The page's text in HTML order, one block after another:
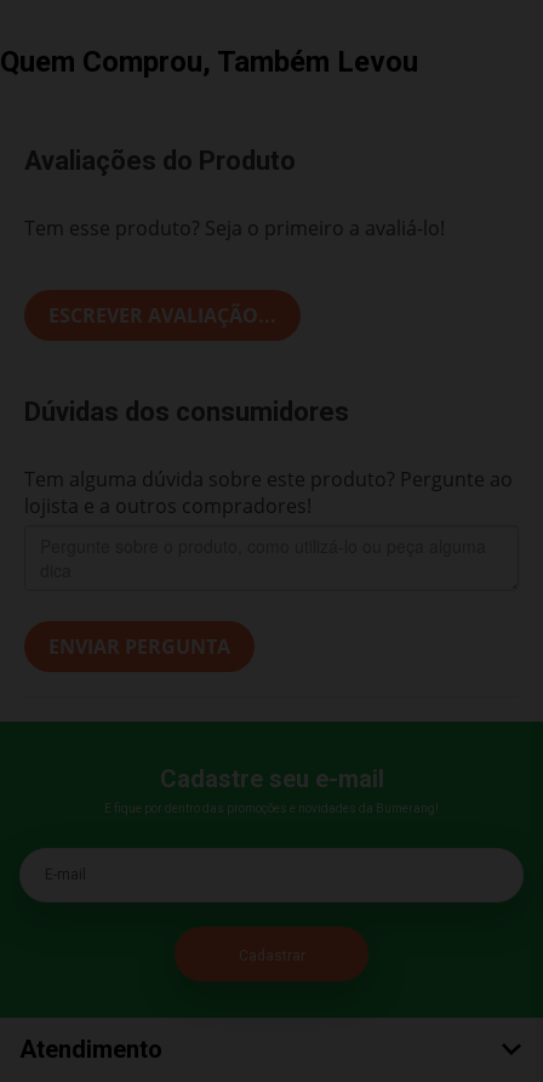
Quem Comprou, Também Levou
Avaliações do Produto
Tem esse produto? Seja o primeiro a avaliá-lo!
ESCREVER AVALIAÇÃO...
Dúvidas dos consumidores
Tem alguma dúvida sobre este produto? Pergunte ao
lojista e a outros compradores!
ENVIAR PERGUNTA
Cadastre seu e-mail
E fique por dentro das promoções e novidades da Bumerang!
E-mail
Atendimento